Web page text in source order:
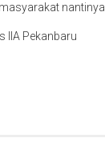
nantinya.
IlA Pekanbaru